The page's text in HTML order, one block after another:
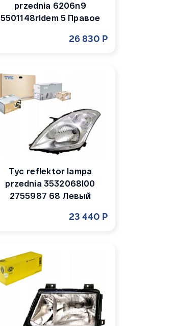
przednia 6206n9
5501148rldem 5 Правое
26 830 Р
Tyc reflektor lampa
przednia 3532068l00
2755987 68 Левый
23 440 Р